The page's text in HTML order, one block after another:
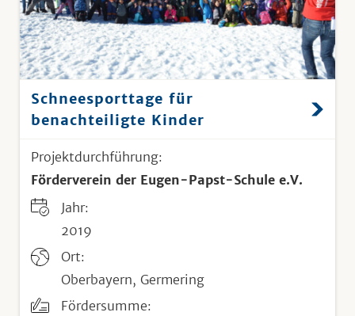
Schneesporttage für
benachteiligte Kinder
Projektdurchführung:
Förderverein der Eugen-Papst-Schule e.V.
Jahr:
2019
Ort:
Oberbayern, Germering
Fördersumme: